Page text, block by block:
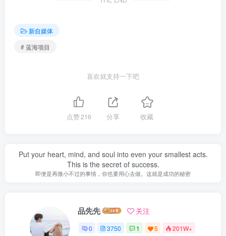
新自媒体
# 蓝海项目
喜欢就支持一下吧
点赞216 分享 收藏
Put your heart, mind, and soul into even your smallest acts.
This is the secret of success.
即便是再微小不过的事情，你也要用心去做。这就是成功的秘密
品先先 关注
0 3750 1 5 201W+